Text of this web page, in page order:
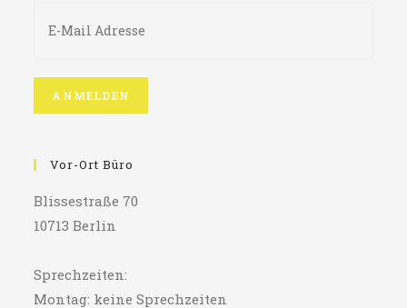
Vor-Ort Büro
Blissestraße 70
10713 Berlin
Sprechzeiten:
Montag: keine Sprechzeiten